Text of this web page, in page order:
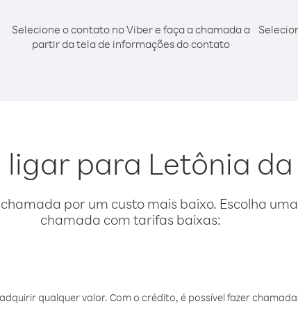
Selecione o contato no Viber e faça a chamada a
partir da tela de informações do contato
ligar para Letônia
por um custo mais baixo. Escolha
chamada com tarifas baixas:
qualquer valor. Com o crédito, é possível fazer